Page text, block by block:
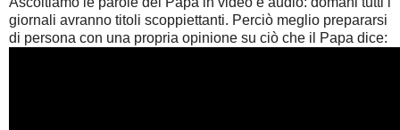
giornali avranno titoli scoppiettanti. Perciò meglio prepararsi
di persona con una propria opinione su ciò che il Papa dice: